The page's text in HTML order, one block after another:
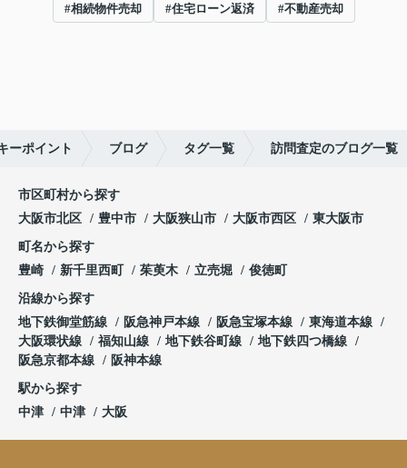
#相続物件売却 #住宅ローン返済 #不動産売却
ーポイント ブログ タグ一覧 訪問査定のブログ一覧
市区町村から探す
大阪市北区
豊中市 大阪狭山市 大阪市西区 東大阪市
町名から探す
豊崎
新千里西町 茱萸木 立売堀 俊徳町
沿線から探す
地下鉄御堂筋線
阪急神戸本線 阪急宝塚本線
東海道本線
大阪環状線
福知山線 地下鉄谷町線
地下鉄四つ橋線
阪急京都本線
阪神本線
駅から探す
中津
中津 大阪